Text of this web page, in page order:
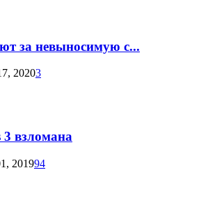
за невыносимую с...
20203
взломана
201994